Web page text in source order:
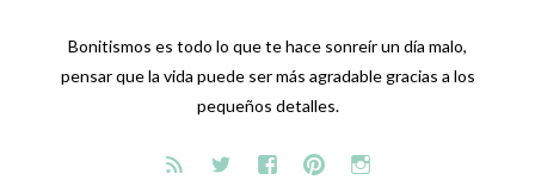
Bonitismos es todo lo que te hace sonreír un día malo,
pensar que la vida puede ser más agradable gracias a los
pequeños detalles.